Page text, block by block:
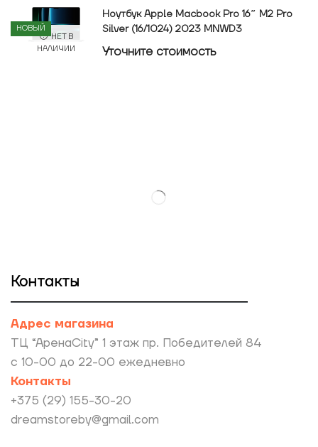
НОВЫЙ
НЕТ В
НАЛИЧИИ
Ноутбук Apple Macbook Pro 16″ M2 Pro
Silver (16/1024) 2023 MNWD3
Уточнитe стоимость
Контакты
Адрес магазина
ТЦ “АренаCity” 1 этаж пр. Победителей 84
с 10-00 до 22-00 ежедневно
Контакты
+375 (29) 155-30-20
dreamstoreby@gmail.com